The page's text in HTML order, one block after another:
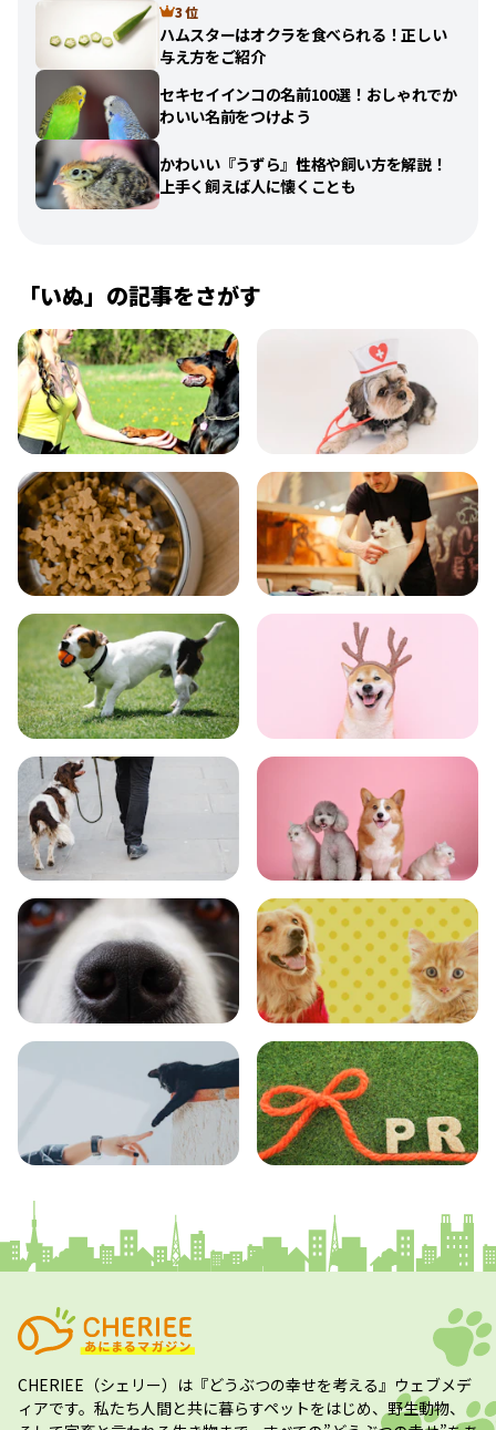
3 位
ハムスターはオクラを食べられる！正しい
与え方をご紹介
セキセイインコの名前100選！おしゃれでか
わいい名前をつけよう
かわいい『うずら』性格や飼い方を解説！
上手く飼えば人に懐くことも
「いぬ」の記事をさがす
飼い方 健康
食事 お手入れ
トレーニング グッズ
おでかけ 図鑑
エンタメ クイズ
CHERIEE（シェリー） は『どうぶつの幸せを考える』ウェブメデ
ィアです。私たち人間と共に暮らすペットをはじめ、野生動物、